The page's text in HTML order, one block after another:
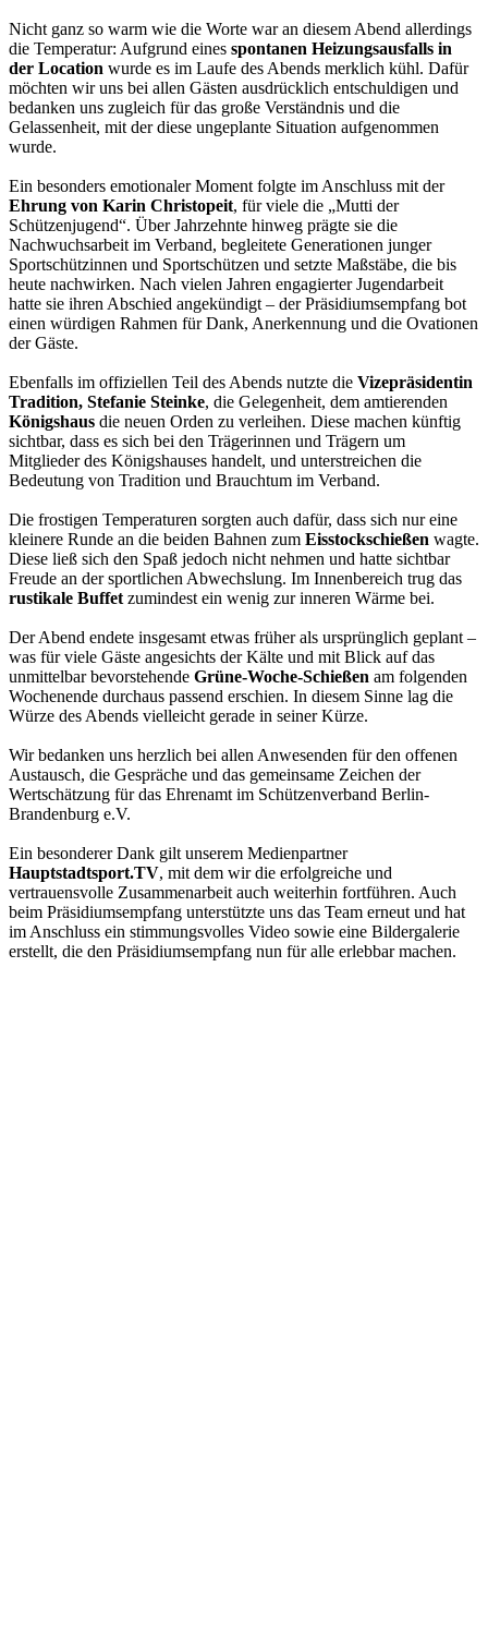
Nicht ganz so warm wie die Worte war an diesem Abend allerdings
die Temperatur: Aufgrund eines spontanen Heizungsausfalls in
der Location wurde es im Laufe des Abends merklich kühl. Dafür
möchten wir uns bei allen Gästen ausdrücklich entschuldigen und
bedanken uns zugleich für das große Verständnis und die
Gelassenheit, mit der diese ungeplante Situation aufgenommen
wurde.
Ein besonders emotionaler Moment folgte im Anschluss mit der
Ehrung von Karin Christopeit, für viele die „Mutti der
Schützenjugend“. Über Jahrzehnte hinweg prägte sie die
Nachwuchsarbeit im Verband, begleitete Generationen junger
Sportschützinnen und Sportschützen und setzte Maßstäbe, die bis
heute nachwirken. Nach vielen Jahren engagierter Jugendarbeit
hatte sie ihren Abschied angekündigt – der Präsidiumsempfang bot
einen würdigen Rahmen für Dank, Anerkennung und die Ovationen
der Gäste.
Ebenfalls im offiziellen Teil des Abends nutzte die Vizepräsidentin
Tradition, Stefanie Steinke, die Gelegenheit, dem amtierenden
Königshaus die neuen Orden zu verleihen. Diese machen künftig
sichtbar, dass es sich bei den Trägerinnen und Trägern um
Mitglieder des Königshauses handelt, und unterstreichen die
Bedeutung von Tradition und Brauchtum im Verband.
Die frostigen Temperaturen sorgten auch dafür, dass sich nur eine
kleinere Runde an die beiden Bahnen zum Eisstockschießen wagte.
Diese ließ sich den Spaß jedoch nicht nehmen und hatte sichtbar
Freude an der sportlichen Abwechslung. Im Innenbereich trug das
rustikale Buffet zumindest ein wenig zur inneren Wärme bei.
Der Abend endete insgesamt etwas früher als ursprünglich geplant –
was für viele Gäste angesichts der Kälte und mit Blick auf das
unmittelbar bevorstehende Grüne-Woche-Schießen am folgenden
Wochenende durchaus passend erschien. In diesem Sinne lag die
Würze des Abends vielleicht gerade in seiner Kürze.
Wir bedanken uns herzlich bei allen Anwesenden für den offenen
Austausch, die Gespräche und das gemeinsame Zeichen der
Wertschätzung für das Ehrenamt im Schützenverband Berlin-
Brandenburg e.V.
Ein besonderer Dank gilt unserem Medienpartner
Hauptstadtsport.TV, mit dem wir die erfolgreiche und
vertrauensvolle Zusammenarbeit auch weiterhin fortführen. Auch
beim Präsidiumsempfang unterstützte uns das Team erneut und hat
im Anschluss ein stimmungsvolles Video sowie eine Bildergalerie
erstellt, die den Präsidiumsempfang nun für alle erlebbar machen.